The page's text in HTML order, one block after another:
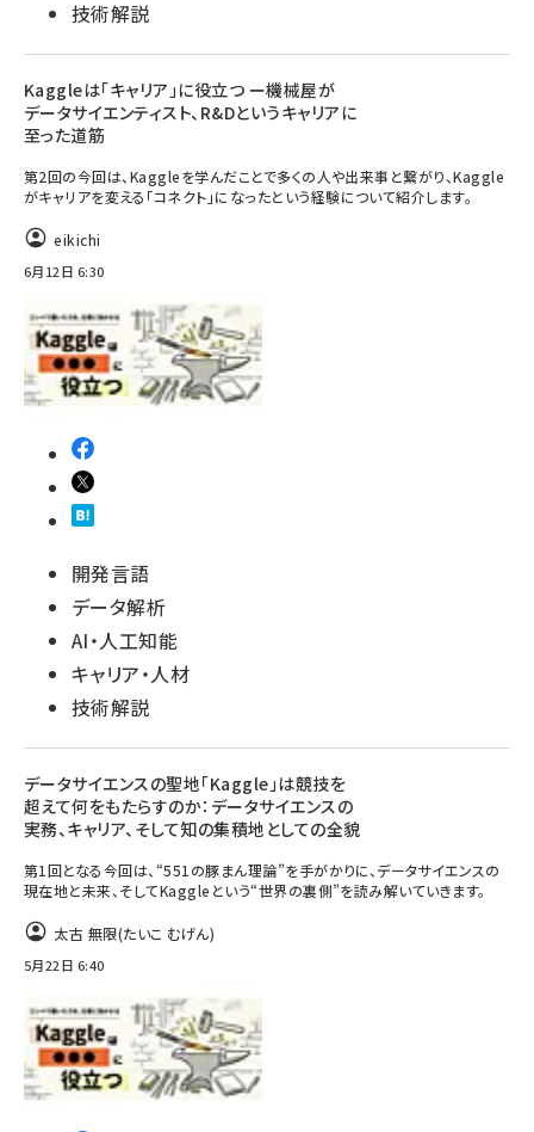
技術解説
Kaggleは「キャリア」に役立つ ー機械屋が
データサイエンティスト、R&Dというキャリアに
至った道筋
第2回の今回は、Kaggleを学んだことで多くの人や出来事と繋がり、Kaggle
がキャリアを変える「コネクト」になったという経験について紹介します。
eikichi
6月12日 6:30
開発言語
データ解析
AI・人工知能
キャリア・人材
技術解説
データサイエンスの聖地「Kaggle」は競技を
超えて何をもたらすのか：データサイエンスの
実務、キャリア、そして知の集積地としての全貌
第1回となる今回は、“551の豚まん理論”を手がかりに、データサイエンスの
現在地と未来、そしてKaggleという“世界の裏側”を読み解いていきます。
太古 無限(たいこ むげん)
5月22日 6:40